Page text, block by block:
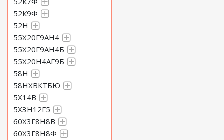
52К9Ф
52Н
55Х20Г9АН4
55Х20Г9АН4Б
55Х20Н4АГ9Б
58Н
58НХВКТБЮ
5Х14В
5Х3Н12Г5
60Х3Г8Н8В
60Х3Г8Н8Ф